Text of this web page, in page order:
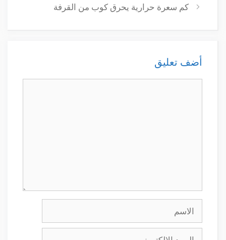
كم سعرة حرارية يحرق كوب من القرفة
أضف تعليق